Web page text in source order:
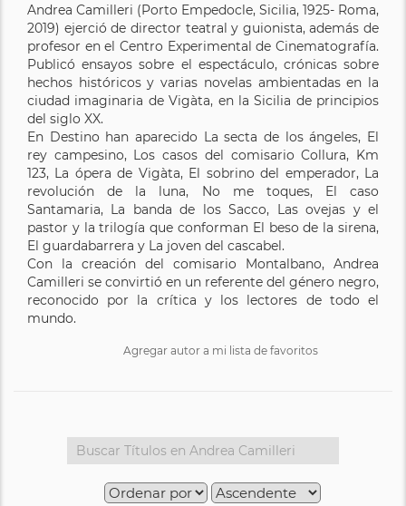
Andrea Camilleri (Porto Empedocle, Sicilia, 1925- Roma,
2019) ejerció de director teatral y guionista, además de
profesor en el Centro Experimental de Cinematografía.
Publicó ensayos sobre el espectáculo, crónicas sobre
hechos históricos y varias novelas ambientadas en la
ciudad imaginaria de Vigàta, en la Sicilia de principios
del siglo XX.
En Destino han aparecido La secta de los ángeles, El
rey campesino, Los casos del comisario Collura, Km
123, La ópera de Vigàta, El sobrino del emperador, La
revolución de la luna, No me toques, El caso
Santamaria, La banda de los Sacco, Las ovejas y el
pastor y la trilogía que conforman El beso de la sirena,
El guardabarrera y La joven del cascabel.
Con la creación del comisario Montalbano, Andrea
Camilleri se convirtió en un referente del género negro,
reconocido por la crítica y los lectores de todo el
mundo.
Agregar autor a mi lista de favoritos